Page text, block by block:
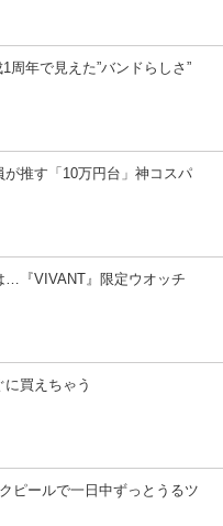
周年で見えた”バンドらしさ”
が推す「10万円台」神コスパ
…『VIVANT』限定ウオッチ
買えちゃう
ピールで一日中ずっとうるツ